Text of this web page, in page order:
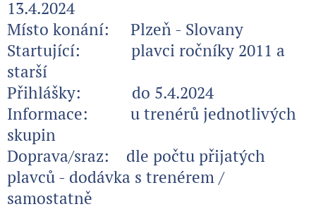
13.4.2024
Místo konání: Plzeň - Slovany
Startující: plavci ročníky 2011 a
starší
Přihlášky: do 5.4.2024
Informace: u trenérů jednotlivých
skupin
Doprava/sraz: dle počtu přijatých
plavců - dodávka s trenérem /
samostatně